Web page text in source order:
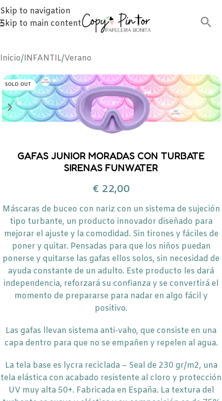
Skip to navigation
Skip to main content
Inicio/INFANTIL/Verano
SOLD OUT
GAFAS JUNIOR MORADAS CON TURBATE
SIRENAS FUNWATER
€22,00
Máscaras de buceo con nariz con un sistema de sujeción
tipo turbante, un producto innovador diseñado para
mejorar el ajuste y la comodidad. Sin tirones y fáciles de
poner y quitar. Pensadas para que los niños puedan
ponerse y quitarse las gafas ellos solos, sin necesidad de
ayuda constante de un adulto. Este producto les dará
independencia, reforzará su confianza y se convertirá el
momento de prepararse para nadar en algo fácil y
positivo.
Las gafas llevan sistema anti-vaho, que consiste en una
capa dentro para que no se empañen y repelen al agua.
La tela base es lycra reciclada – Seal de 230 gr/m2, una
tela elástica con acabado resistente al cloro y protección
UV muy alta 50+. Fabricada en España. La textura del